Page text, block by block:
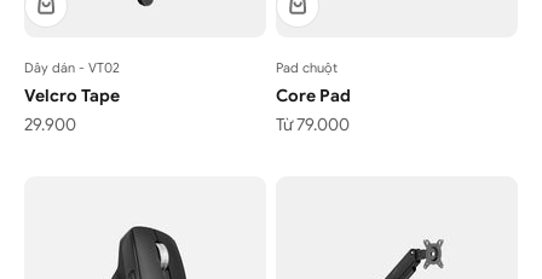
Dây dán - VT02
Velcro Tape
Giá bán
29.900
Pad chuột
Core Pad
Giá bán
Từ 79.000